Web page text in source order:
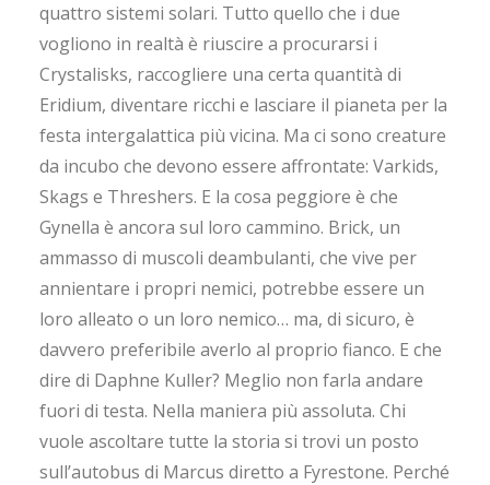
quattro sistemi solari. Tutto quello che i due
vogliono in realtà è riuscire a procurarsi i
Crystalisks, raccogliere una certa quantità di
Eridium, diventare ricchi e lasciare il pianeta per la
festa intergalattica più vicina. Ma ci sono creature
da incubo che devono essere affrontate: Varkids,
Skags e Threshers. E la cosa peggiore è che
Gynella è ancora sul loro cammino. Brick, un
ammasso di muscoli deambulanti, che vive per
annientare i propri nemici, potrebbe essere un
loro alleato o un loro nemico… ma, di sicuro, è
davvero preferibile averlo al proprio fianco. E che
dire di Daphne Kuller? Meglio non farla andare
fuori di testa. Nella maniera più assoluta. Chi
vuole ascoltare tutte la storia si trovi un posto
sull’autobus di Marcus diretto a Fyrestone. Perché